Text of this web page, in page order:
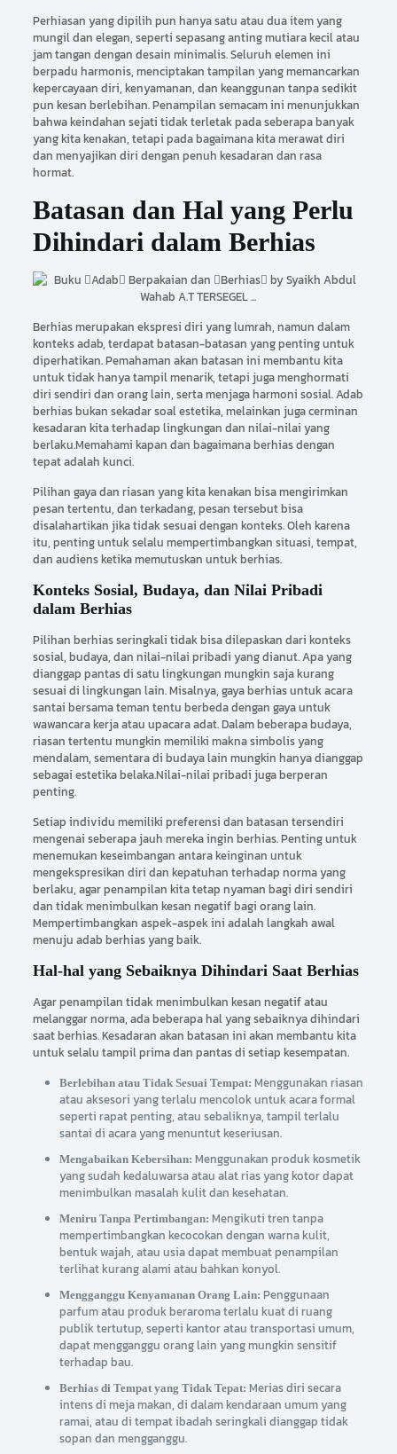
Perhiasan yang dipilih pun hanya satu atau dua item yang
mungil dan elegan, seperti sepasang anting mutiara kecil atau
jam tangan dengan desain minimalis. Seluruh elemen ini
berpadu harmonis, menciptakan tampilan yang memancarkan
kepercayaan diri, kenyamanan, dan keanggunan tanpa sedikit
pun kesan berlebihan. Penampilan semacam ini menunjukkan
bahwa keindahan sejati tidak terletak pada seberapa banyak
yang kita kenakan, tetapi pada bagaimana kita merawat diri
dan menyajikan diri dengan penuh kesadaran dan rasa
hormat.
Batasan dan Hal yang Perlu
Dihindari dalam Berhias
Berhias merupakan ekspresi diri yang lumrah, namun dalam
konteks adab, terdapat batasan-batasan yang penting untuk
diperhatikan. Pemahaman akan batasan ini membantu kita
untuk tidak hanya tampil menarik, tetapi juga menghormati
diri sendiri dan orang lain, serta menjaga harmoni sosial. Adab
berhias bukan sekadar soal estetika, melainkan juga cerminan
kesadaran kita terhadap lingkungan dan nilai-nilai yang
berlaku.Memahami kapan dan bagaimana berhias dengan
tepat adalah kunci.
Pilihan gaya dan riasan yang kita kenakan bisa mengirimkan
pesan tertentu, dan terkadang, pesan tersebut bisa
disalahartikan jika tidak sesuai dengan konteks. Oleh karena
itu, penting untuk selalu mempertimbangkan situasi, tempat,
dan audiens ketika memutuskan untuk berhias.
Konteks Sosial, Budaya, dan Nilai Pribadi
dalam Berhias
Pilihan berhias seringkali tidak bisa dilepaskan dari konteks
sosial, budaya, dan nilai-nilai pribadi yang dianut. Apa yang
dianggap pantas di satu lingkungan mungkin saja kurang
sesuai di lingkungan lain. Misalnya, gaya berhias untuk acara
santai bersama teman tentu berbeda dengan gaya untuk
wawancara kerja atau upacara adat. Dalam beberapa budaya,
riasan tertentu mungkin memiliki makna simbolis yang
mendalam, sementara di budaya lain mungkin hanya dianggap
sebagai estetika belaka.Nilai-nilai pribadi juga berperan
penting.
Setiap individu memiliki preferensi dan batasan tersendiri
mengenai seberapa jauh mereka ingin berhias. Penting untuk
menemukan keseimbangan antara keinginan untuk
mengekspresikan diri dan kepatuhan terhadap norma yang
berlaku, agar penampilan kita tetap nyaman bagi diri sendiri
dan tidak menimbulkan kesan negatif bagi orang lain.
Mempertimbangkan aspek-aspek ini adalah langkah awal
menuju adab berhias yang baik.
Hal-hal yang Sebaiknya Dihindari Saat Berhias
Agar penampilan tidak menimbulkan kesan negatif atau
melanggar norma, ada beberapa hal yang sebaiknya dihindari
saat berhias. Kesadaran akan batasan ini akan membantu kita
untuk selalu tampil prima dan pantas di setiap kesempatan.
Berlebihan atau Tidak Sesuai Tempat: Menggunakan riasan
atau aksesori yang terlalu mencolok untuk acara formal
seperti rapat penting, atau sebaliknya, tampil terlalu
santai di acara yang menuntut keseriusan.
Mengabaikan Kebersihan: Menggunakan produk kosmetik
yang sudah kedaluwarsa atau alat rias yang kotor dapat
menimbulkan masalah kulit dan kesehatan.
Meniru Tanpa Pertimbangan: Mengikuti tren tanpa
mempertimbangkan kecocokan dengan warna kulit,
bentuk wajah, atau usia dapat membuat penampilan
terlihat kurang alami atau bahkan konyol.
Mengganggu Kenyamanan Orang Lain: Penggunaan
parfum atau produk beraroma terlalu kuat di ruang
publik tertutup, seperti kantor atau transportasi umum,
dapat mengganggu orang lain yang mungkin sensitif
terhadap bau.
Berhias di Tempat yang Tidak Tepat: Merias diri secara
intens di meja makan, di dalam kendaraan umum yang
ramai, atau di tempat ibadah seringkali dianggap tidak
sopan dan mengganggu.